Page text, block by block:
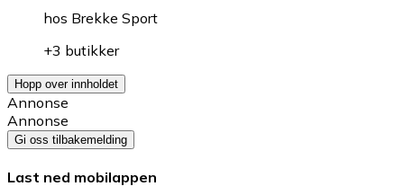
hos Brekke Sport
+3 butikker
Hopp over innholdet
Annonse
Annonse
Gi oss tilbakemelding
Last ned mobilappen